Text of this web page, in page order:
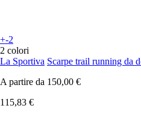
+-2
2 colori
La Sportiva Scarpe trail running da
A partire da 150,00 €
115,83 €